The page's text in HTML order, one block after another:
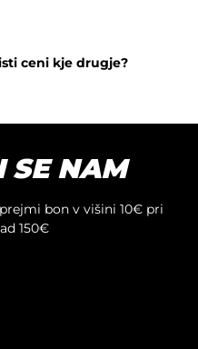
ceni kje drugje?
SE NAM
bon v višini 10€ pri
150€